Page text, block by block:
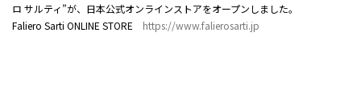
ロ サルティ”が、日本公式オンラインストアをオープンしました。
Faliero Sarti ONLINE STORE https://www.falierosarti.jp